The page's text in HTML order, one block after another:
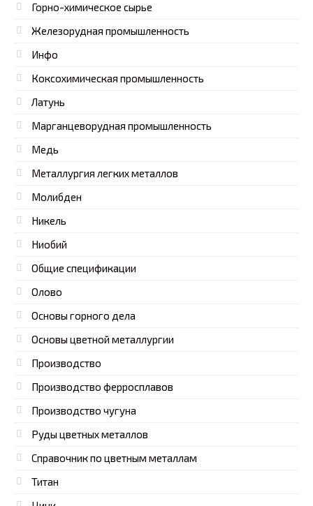
Горно-химическое сырье
Железорудная промышленность
Инфо
Коксохимическая промышленность
Латунь
Марганцеворудная промышленность
Медь
Металлургия легких металлов
Молибден
Никель
Ниобий
Общие спецификации
Олово
Основы горного дела
Основы цветной металлургии
Производство
Производство ферросплавов
Производство чугуна
Руды цветных металлов
Справочник по цветным металлам
Титан